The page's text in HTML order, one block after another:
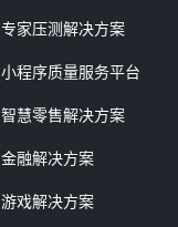
专家压测解决方案
小程序质量服务平台
智慧零售解决方案
金融解决方案
游戏解决方案